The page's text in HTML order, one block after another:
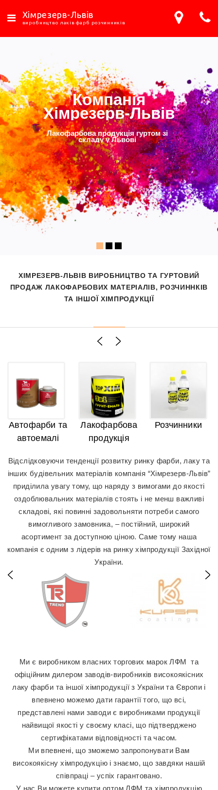
Хімрезерв-Львів
виробництво лаків фарб розчинників
Компанія
Хімрезерв-Львів
Лакофарбова продукція гуртом зі
складу у Львові
ХІМРЕЗЕРВ-ЛЬВІВ ВИРОБНИЦТВО ТА ГУРТОВИЙ
ПРОДАЖ ЛАКОФАРБОВИХ МАТЕРІАЛІВ, РОЗЧИННКІВ
ТА ІНШОЇ ХІМПРОДУКЦІЇ
Автофарби та
автоемалі
Лакофарбова
продукція
Розчинники
Відслідковуючи тенденції розвитку ринку фарби, лаку та
інших будівельних матеріалів компанія “Хімрезерв-Львів”
приділила увагу тому, що наряду з вимогами до якості
оздоблювальних матеріалів стоять і не менш важливі
складові, які повинні задовольняти потреби самого
вимогливого замовника, – постійний, широкий
асортимент за доступною ціною. Саме тому наша
компанія є одним з лідерів на ринку хімпродукції Західної
України.
Ми є виробником власних торгових марок ЛФМ та
офіційним дилером заводів-виробників високоякісних
лаку фарби та іншої хімпродукції з України та Європи і
впевнено можемо дати гарантії того, що всі,
представлені нами заводи є виробниками продукції
найвищої якості у своєму класі, що підтверджено
сертифікатами відповідності та часом.
Ми впевнені, що зможемо запропонувати Вам
високоякісну хімпродукцію і знаємо, що завдяки нашій
співпраці – успіх гарантовано.
У нас Ви можете купити оптом ЛФМ та хімпродукцію